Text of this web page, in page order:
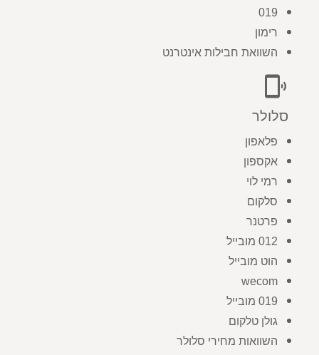
019
רימון
השוואת חבילות אינטרנט
phonelink_ring
סלולר
פלאפון
אקספון
רמי לוי
סלקום
פרטנר
012 מובייל
הוט מובייל
wecom
019 מובייל
גולן טלקום
השוואות מחירי סלולר